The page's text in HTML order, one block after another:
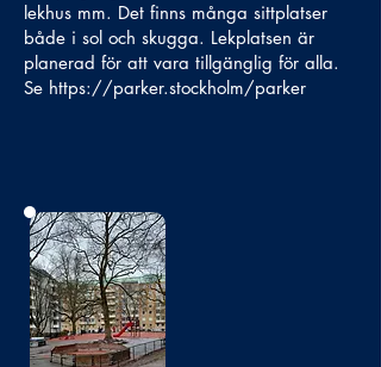
lekhus mm. Det finns många sittplatser
både i sol och skugga. Lekplatsen är
planerad för att vara tillgänglig för alla.
Se https://parker.stockholm/parker
Bild
saknas